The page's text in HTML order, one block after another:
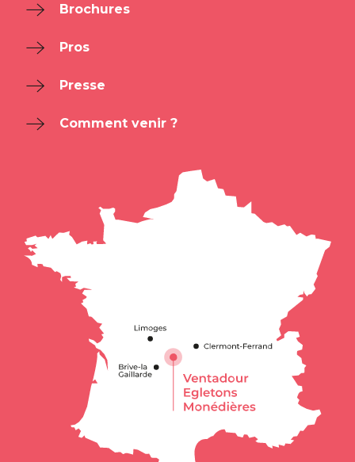
Brochures
Pros
Presse
Comment venir ?